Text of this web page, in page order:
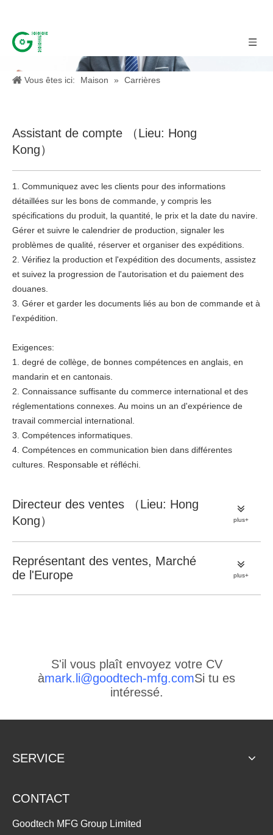
Vous êtes ici: Maison » Carrières
Assistant de compte （Lieu: Hong
Kong）
1. Communiquez avec les clients pour des informations
détaillées sur les bons de commande, y compris les
spécifications du produit, la quantité, le prix et la date du navire.
Gérer et suivre le calendrier de production, signaler les
problèmes de qualité, réserver et organiser des expéditions.
2. Vérifiez la production et l'expédition des documents, assistez
et suivez la progression de l'autorisation et du paiement des
douanes.
3. Gérer et garder les documents liés au bon de commande et à
l'expédition.
Exigences:
1. degré de collège, de bonnes compétences en anglais, en
mandarin et en cantonais.
2. Connaissance suffisante du commerce international et des
réglementations connexes. Au moins un an d'expérience de
travail commercial international.
3. Compétences informatiques.
4. Compétences en communication bien dans différentes
cultures. Responsable et réfléchi.
Directeur des ventes （Lieu: Hong
Kong）
plus+
Représentant des ventes, Marché
de l'Europe
plus+
S'il vous plaît envoyez votre CV
àmark.li@goodtech-mfg.comSi tu es
intéressé.
SERVICE
CONTACT
Goodtech MFG Group Limited